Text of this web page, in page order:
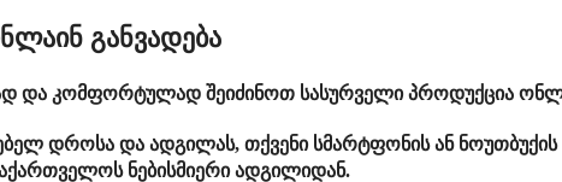
განვადება
და კომფორტულად შეიძინოთ სასურველი პროდუქცია
დროსა და ადგილას, თქვენი სმარტფონის ან
ნებისმიერი ადგილიდან.